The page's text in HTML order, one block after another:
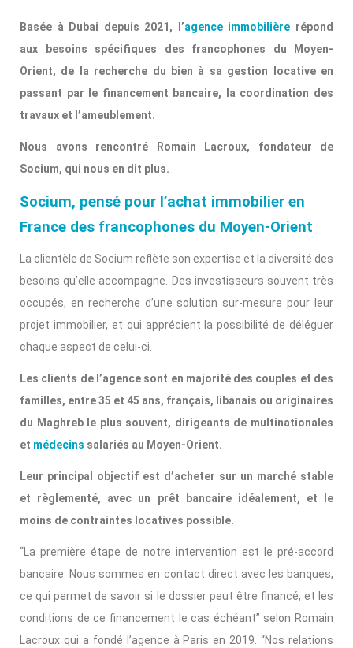
Basée à Dubai depuis 2021, l’agence immobilière répond
aux besoins spécifiques des francophones du Moyen-
Orient, de la recherche du bien à sa gestion locative en
passant par le financement bancaire, la coordination des
travaux et l’ameublement.
Nous avons rencontré Romain Lacroux, fondateur de
Socium, qui nous en dit plus.
Socium, pensé pour l’achat immobilier en
France des francophones du Moyen-Orient
La clientèle de Socium reflète son expertise et la diversité des
besoins qu’elle accompagne. Des investisseurs souvent très
occupés, en recherche d’une solution sur-mesure pour leur
projet immobilier, et qui apprécient la possibilité de déléguer
chaque aspect de celui-ci.
Les clients de l’agence sont en majorité des couples et des
familles, entre 35 et 45 ans, français, libanais ou originaires
du Maghreb le plus souvent, dirigeants de multinationales
et médecins salariés au Moyen-Orient.
Leur principal objectif est d’acheter sur un marché stable
et règlementé, avec un prêt bancaire idéalement, et le
moins de contraintes locatives possible.
“La première étape de notre intervention est le pré-accord
bancaire. Nous sommes en contact direct avec les banques,
ce qui permet de savoir si le dossier peut être financé, et les
conditions de ce financement le cas échéant” selon Romain
Lacroux qui a fondé l’agence à Paris en 2019. “Nos relations